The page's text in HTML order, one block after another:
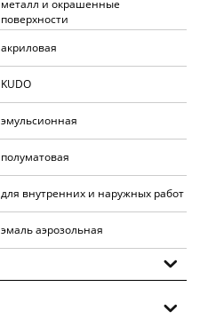
металл и окрашенные
поверхности
акриловая
KUDO
эмульсионная
полуматовая
для внутренних и наружных работ
эмаль аэрозольная